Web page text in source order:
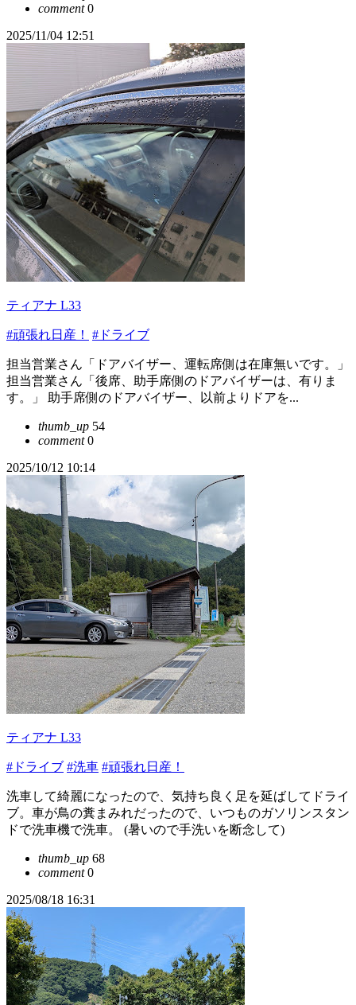
comment0
2025/11/04 12:51
ティアナ L33
#頑張れ日産！ #ドライブ
担当営業さん「ドアバイザー、運転席側は在庫無いです。」
担当営業さん「後席、助手席側のドアバイザーは、有りま
す。」 助手席側のドアバイザー、以前よりドアを...
thumb_up 54
comment0
2025/10/12 10:14
ティアナ L33
#ドライブ #洗車 #頑張れ日産！
洗車して綺麗になったので、気持ち良く足を延ばしてドライ
ブ。車が鳥の糞まみれだったので、いつものガソリンスタン
ドで洗車機で洗車。 (暑いので手洗いを断念して)
thumb_up 68
comment0
2025/08/18 16:31